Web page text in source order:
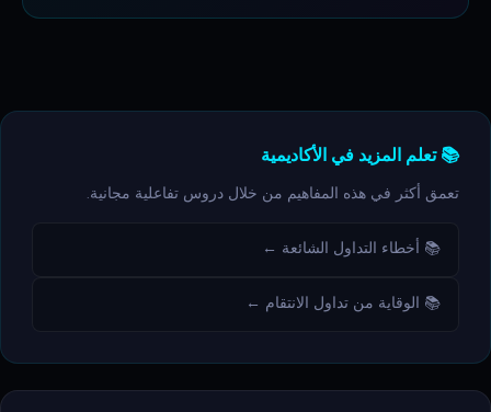
📚 تعلم المزيد في الأكاديمية
تعمق أكثر في هذه المفاهيم من خلال دروس تفاعلية مجانية.
📚 أخطاء التداول الشائعة ←
📚 الوقاية من تداول الانتقام ←